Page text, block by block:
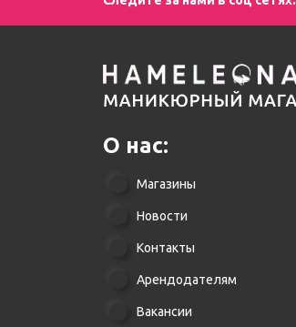
О нас:
Магазины
Новости
Контакты
Арендодателям
Вакансии